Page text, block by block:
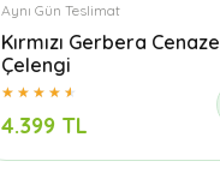
Aynı Gün Teslimat
Kırmızı Gerbera Cenaze
Çelengi
4.399 TL